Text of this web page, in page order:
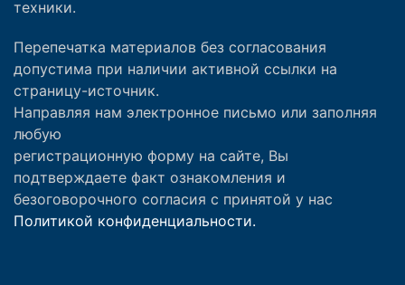
техники.
Перепечатка материалов без согласования
допустима при наличии активной ссылки на
страницу-источник.
Направляя нам электронное письмо или заполняя
любую
регистрационную форму на сайте, Вы
подтверждаете факт ознакомления и
безоговорочного согласия с принятой у нас
Политикой конфиденциальности.